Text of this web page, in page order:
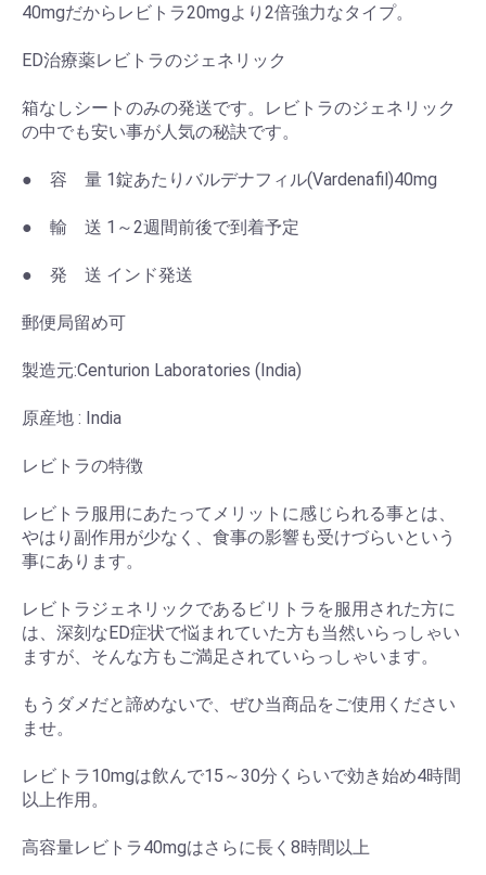
40mgだからレビトラ20mgより2倍強力なタイプ。
ED治療薬レビトラのジェネリック
箱なしシートのみの発送です。レビトラのジェネリック
の中でも安い事が人気の秘訣です。
● 容 量 1錠あたりバルデナフィル(Vardenafil)40mg
● 輸 送 1～2週間前後で到着予定
● 発 送 インド発送
郵便局留め可
製造元:Centurion Laboratories (India)
原産地 : India
レビトラの特徴
レビトラ服用にあたってメリットに感じられる事とは、
やはり副作用が少なく、食事の影響も受けづらいという
事にあります。
レビトラジェネリックであるビリトラを服用された方に
は、深刻なED症状で悩まれていた方も当然いらっしゃい
ますが、そんな方もご満足されていらっしゃいます。
もうダメだと諦めないで、ぜひ当商品をご使用ください
ませ。
レビトラ10mgは飲んで15～30分くらいで効き始め4時間
以上作用。
高容量レビトラ40mgはさらに長く8時間以上